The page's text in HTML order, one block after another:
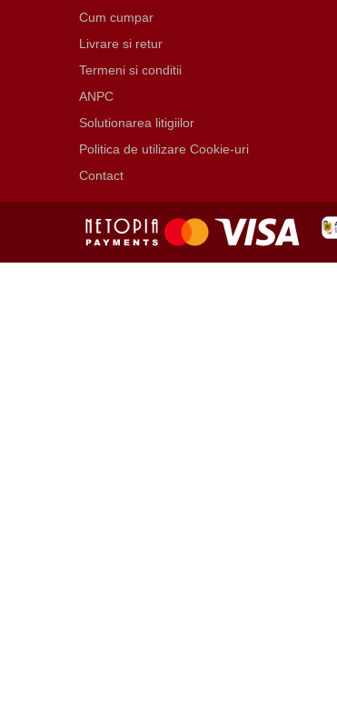
Cum cumpar
Livrare si retur
Termeni si conditii
ANPC
Solutionarea litigiilor
Politica de utilizare Cookie-uri
Contact